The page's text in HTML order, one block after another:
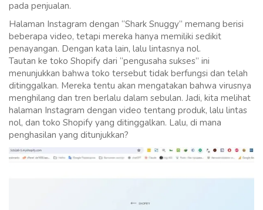
pada penjualan.
Halaman Instagram dengan “Shark Snuggy” memang berisi
beberapa video, tetapi mereka hanya memiliki sedikit
penayangan. Dengan kata lain, lalu lintasnya nol.
Tautan ke toko Shopify dari “pengusaha sukses” ini
menunjukkan bahwa toko tersebut tidak berfungsi dan telah
ditinggalkan. Mereka tentu akan mengatakan bahwa virusnya
menghilang dan tren berlalu dalam sebulan. Jadi, kita melihat
halaman Instagram dengan video tentang produk, lalu lintas
nol, dan toko Shopify yang ditinggalkan. Lalu, di mana
penghasilan yang ditunjukkan?